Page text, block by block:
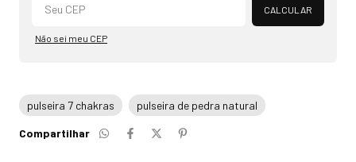
CALCULAR
Não sei meu CEP
pulseira 7 chakras pulseira de pedra natural
Compartilhar